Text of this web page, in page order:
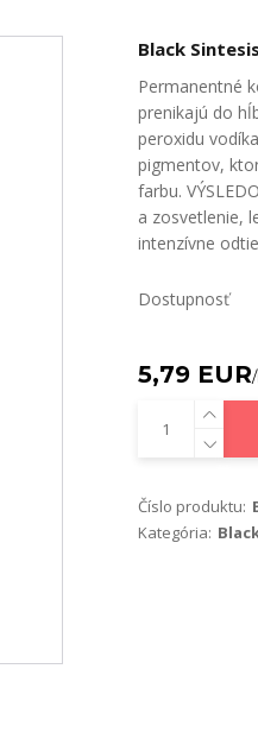
Black
Permanentné
prenikajú do
peroxidu
pigmentov,
farbu.
a zosvetlenie,
intenzívne
Dostupnosť
5,79 EUR/
Číslo produktu:
Kategória: